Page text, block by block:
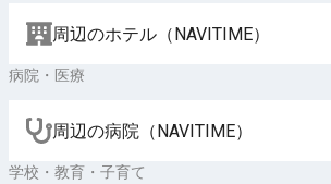
周辺のホテル（NAVITIME）
病院・医療
周辺の病院（NAVITIME）
学校・教育・子育て